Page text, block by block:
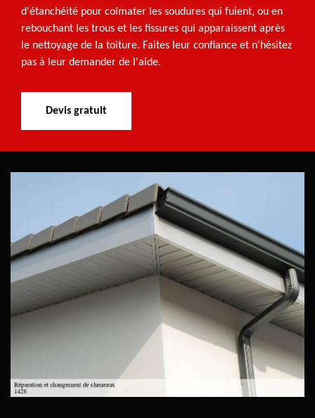
d'étanchéité pour colmater les soudures qui fuient, ou en
rebouchant les trous et les fissures qui apparaissent après
le nettoyage de la toiture. Faites leur confiance et n'hésitez
pas à leur demander de l'aide.
Devis gratuit